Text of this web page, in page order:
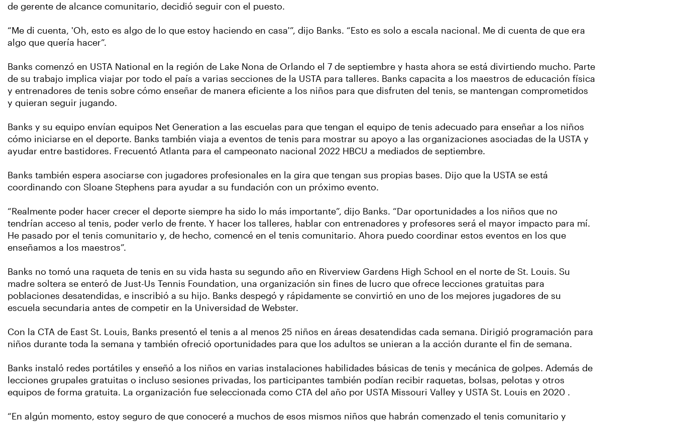
de gerente de alcance comunitario, decidió seguir con el puesto.
“Me di cuenta, 'Oh, esto es algo de lo que estoy haciendo en casa'”, dijo Banks. “Esto es solo a escala nacional. Me di cuenta de que era
algo que quería hacer”.
Banks comenzó en USTA National en la región de Lake Nona de Orlando el 7 de septiembre y hasta ahora se está divirtiendo mucho. Parte
de su trabajo implica viajar por todo el país a varias secciones de la USTA para talleres. Banks capacita a los maestros de educación física
y entrenadores de tenis sobre cómo enseñar de manera eficiente a los niños para que disfruten del tenis, se mantengan comprometidos
y quieran seguir jugando.
Banks y su equipo envían equipos Net Generation a las escuelas para que tengan el equipo de tenis adecuado para enseñar a los niños
cómo iniciarse en el deporte. Banks también viaja a eventos de tenis para mostrar su apoyo a las organizaciones asociadas de la USTA y
ayudar entre bastidores. Frecuentó Atlanta para el campeonato nacional 2022 HBCU a mediados de septiembre.
Banks también espera asociarse con jugadores profesionales en la gira que tengan sus propias bases. Dijo que la USTA se está
coordinando con Sloane Stephens para ayudar a su fundación con un próximo evento.
“Realmente poder hacer crecer el deporte siempre ha sido lo más importante”, dijo Banks. “Dar oportunidades a los niños que no
tendrían acceso al tenis, poder verlo de frente. Y hacer los talleres, hablar con entrenadores y profesores será el mayor impacto para mí.
He pasado por el tenis comunitario y, de hecho, comencé en el tenis comunitario. Ahora puedo coordinar estos eventos en los que
enseñamos a los maestros”.
Banks no tomó una raqueta de tenis en su vida hasta su segundo año en Riverview Gardens High School en el norte de St. Louis. Su
madre soltera se enteró de Just-Us Tennis Foundation, una organización sin fines de lucro que ofrece lecciones gratuitas para
poblaciones desatendidas, e inscribió a su hijo. Banks despegó y rápidamente se convirtió en uno de los mejores jugadores de su
escuela secundaria antes de competir en la Universidad de Webster.
Con la CTA de East St. Louis, Banks presentó el tenis a al menos 25 niños en áreas desatendidas cada semana. Dirigió programación para
niños durante toda la semana y también ofreció oportunidades para que los adultos se unieran a la acción durante el fin de semana.
Banks instaló redes portátiles y enseñó a los niños en varias instalaciones habilidades básicas de tenis y mecánica de golpes. Además de
lecciones grupales gratuitas o incluso sesiones privadas, los participantes también podían recibir raquetas, bolsas, pelotas y otros
equipos de forma gratuita. La organización fue seleccionada como CTA del año por USTA Missouri Valley y USTA St. Louis en 2020 .
“En algún momento, estoy seguro de que conoceré a muchos de esos mismos niños que habrán comenzado el tenis comunitario y